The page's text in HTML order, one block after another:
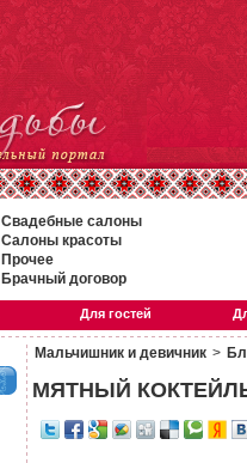
Свадебные салоны
Салоны красоты
Прочее
Брачный договор
Для гостей
Мальчишник и девичник >
МЯТНЫЙ